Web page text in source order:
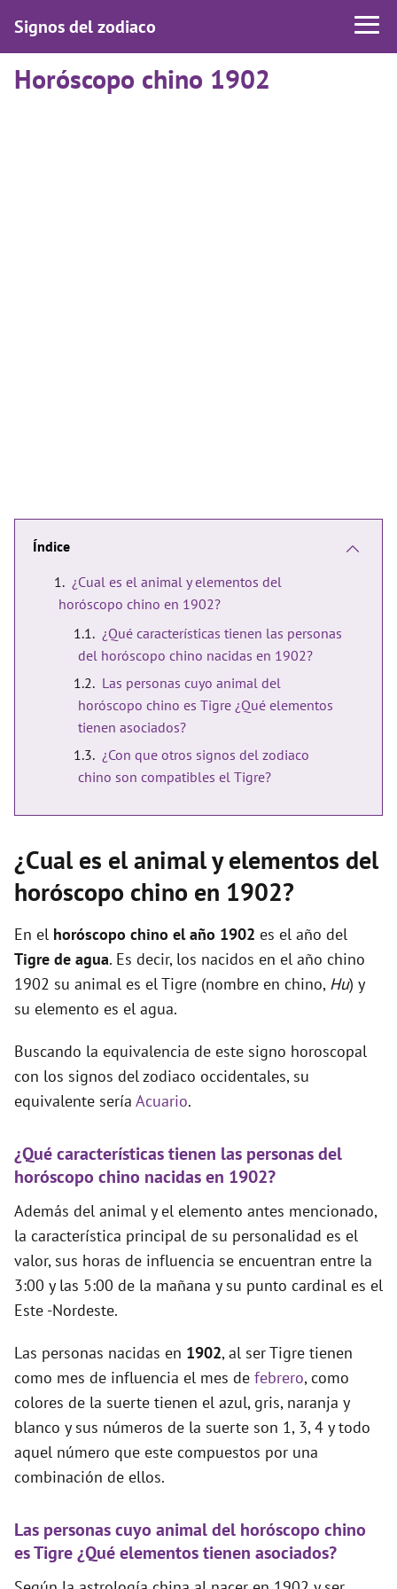
Signos del zodiaco
Horóscopo chino 1902
Índice
¿Cual es el animal y elementos del
horóscopo chino en 1902?
¿Qué características tienen las personas
del horóscopo chino nacidas en 1902?
Las personas cuyo animal del
horóscopo chino es Tigre ¿Qué elementos
tienen asociados?
¿Con que otros signos del zodiaco
chino son compatibles el Tigre?
¿Cual es el animal y elementos del
horóscopo chino en 1902?
En el horóscopo chino el año 1902 es el año del
Tigre de agua. Es decir, los nacidos en el año chino
1902 su animal es el Tigre (nombre en chino, Hu) y
su elemento es el agua.
Buscando la equivalencia de este signo horoscopal
con los signos del zodiaco occidentales, su
equivalente sería Acuario.
¿Qué características tienen las personas del
horóscopo chino nacidas en 1902?
Además del animal y el elemento antes mencionado,
la característica principal de su personalidad es el
valor, sus horas de influencia se encuentran entre la
3:00 y las 5:00 de la mañana y su punto cardinal es el
Este -Nordeste.
Las personas nacidas en 1902, al ser Tigre tienen
como mes de influencia el mes de febrero, como
colores de la suerte tienen el azul, gris, naranja y
blanco y sus números de la suerte son 1, 3, 4 y todo
aquel número que este compuestos por una
combinación de ellos.
Las personas cuyo animal del horóscopo chino
es Tigre ¿Qué elementos tienen asociados?